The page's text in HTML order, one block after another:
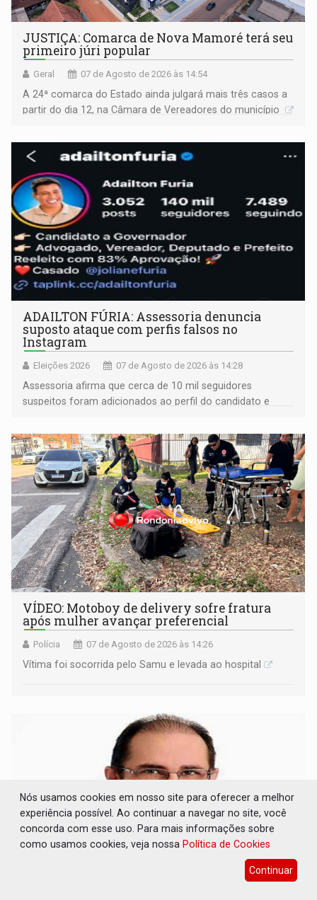
JUSTIÇA: Comarca de Nova Mamoré terá seu
primeiro júri popular
Geral 07 de Agosto de 2026 às 14:54
A 24ª comarca do Estado ainda julgará mais três casos a
partir do dia 12, na Câmara de Vereadores do município
ADAILTON FÚRIA: Assessoria denuncia
suposto ataque com perfis falsos no
Instagram
Eleições 2026 07 de Agosto de 2026 às 14:28
Assessoria afirma que cerca de 10 mil seguidores
suspeitos foram adicionados ao perfil do candidato e
remover as contas
VÍDEO: Motoboy de delivery sofre fratura
após mulher avançar preferencial
Polícia 07 de Agosto de 2026 às 14:26
Vítima foi socorrida pelo Samu e levada ao hospital
ELEIÇÕES 2026: Ulisses Guimarães e as
Nós usamos cookies em nosso site para oferecer a melhor
experiência possível. Ao continuar a navegar no site, você
concorda com esse uso. Para mais informações sobre
como usamos cookies, veja nossa Política de Cookies
Continuar